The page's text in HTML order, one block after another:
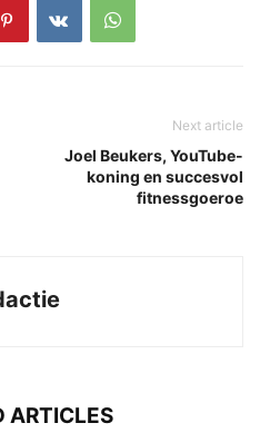
Next article
Joel Beukers, YouTube-
koning en succesvol
fitnessgoeroe
ARTICLES